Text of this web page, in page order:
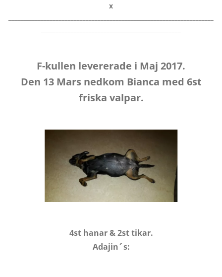
x
F-kullen levererade i Maj 2017.
Den 13 Mars nedkom Bianca med 6st
friska valpar.
4st hanar & 2st tikar.
Adajin´s: